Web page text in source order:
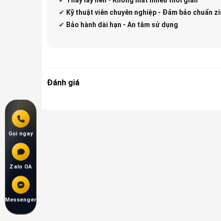
✔ Kỹ thuật viên chuyên nghiệp - Đảm bảo chuẩn
✔ Bảo hành dài hạn - An tâm sử dụng
Đánh giá
Gọi ngay
Zalo OA
Messenger